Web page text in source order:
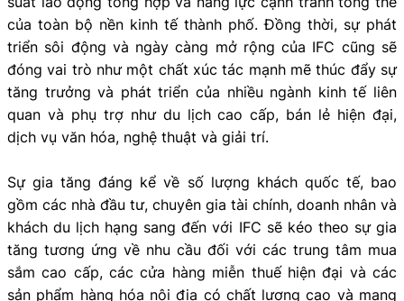
của toàn bộ nền kinh tế thành phố. Đồng thời, sự phát
triển sôi động và ngày càng mở rộng của IFC cũng sẽ
đóng vai trò như một chất xúc tác mạnh mẽ thúc đẩy sự
tăng trưởng và phát triển của nhiều ngành kinh tế liên
quan và phụ trợ như du lịch cao cấp, bán lẻ hiện đại,
dịch vụ văn hóa, nghệ thuật và giải trí.
Sự gia tăng đáng kể về số lượng khách quốc tế, bao
gồm các nhà đầu tư, chuyên gia tài chính, doanh nhân và
khách du lịch hạng sang đến với IFC sẽ kéo theo sự gia
tăng tương ứng về nhu cầu đối với các trung tâm mua
sắm cao cấp, các cửa hàng miễn thuế hiện đại và các
sản phẩm hàng hóa nội địa có chất lượng cao và mang